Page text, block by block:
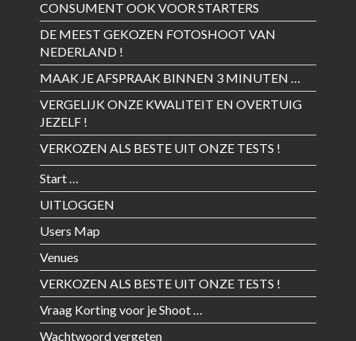
CONSUMENT OOK VOOR STARTERS
DE MEEST GEKOZEN FOTOSHOOT VAN
NEDERLAND !
MAAK JE AFSPRAAK BINNEN 3 MINUTEN …
VERGELIJK ONZE KWALITEIT EN OVERTUIG
JEZELF !
VERKOZEN ALS BESTE UIT ONZE TESTS !
Start …
UITLOGGEN
Users Map
Venues
VERKOZEN ALS BESTE UIT ONZE TESTS !
Vraag Korting voor je Shoot …
Wachtwoord vergeten